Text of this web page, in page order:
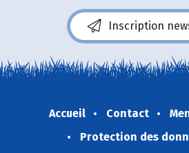
Inscription
Accueil Contact
Protection des